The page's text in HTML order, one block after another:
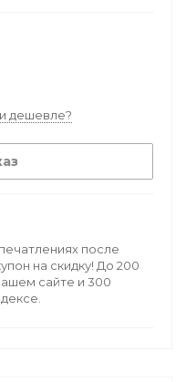
дешевле?
после
на скидку! До 200
сайте и 300